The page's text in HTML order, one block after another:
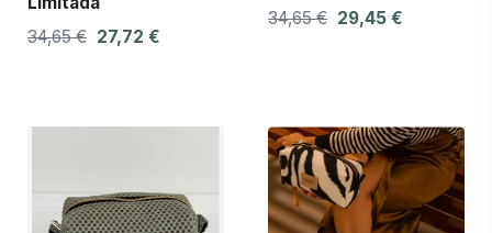
34,65 € 27,72 €
34,65 € 29,45 €